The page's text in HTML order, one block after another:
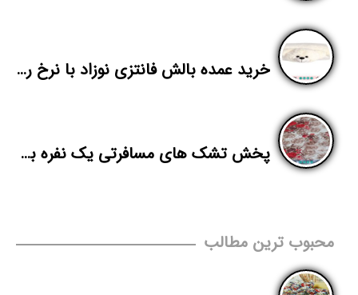
خرید عمده بالش فانتزی نوزاد با نرخ روز
پخش تشک های مسافرتی یک نفره به صورت ماشینی
محبوب ترین مطالب